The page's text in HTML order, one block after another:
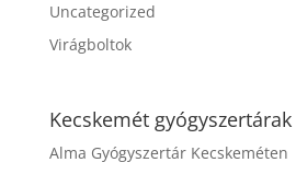
Uncategorized
Virágboltok
Kecskemét gyógyszertárak
Alma Gyógyszertár Kecskeméten